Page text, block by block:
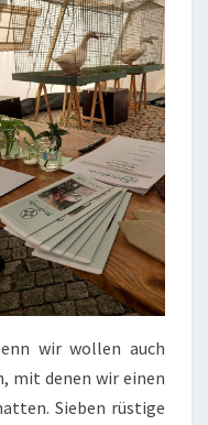
wir wollen auch
mit denen wir einen
Sieben rüstige